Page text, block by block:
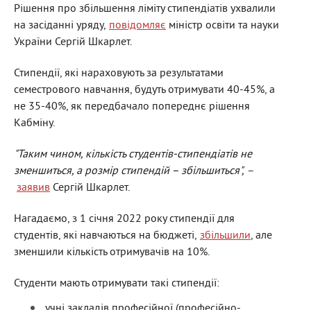
Рішення про збільшення ліміту стипендіатів ухвалили
на засіданні уряду, повідомляє міністр освіти та науки
України Сергій Шкарлет.
Стипендії, які нараховують за результатами
семестрового навчання, будуть отримувати 40-45%, а
не 35-40%, як передбачало попереднє рішення
Кабміну.
"Таким чином, кількість студентів-стипендіатів не
зменшиться, а розмір стипендій – збільшиться", –
заявив Сергій Шкарлет.
Нагадаємо, з 1 січня 2022 року стипендії для
студентів, які навчаються на бюджеті, збільшили, але
зменшили кількість отримувачів на 10%.
Студенти мають отримувати такі стипендії: